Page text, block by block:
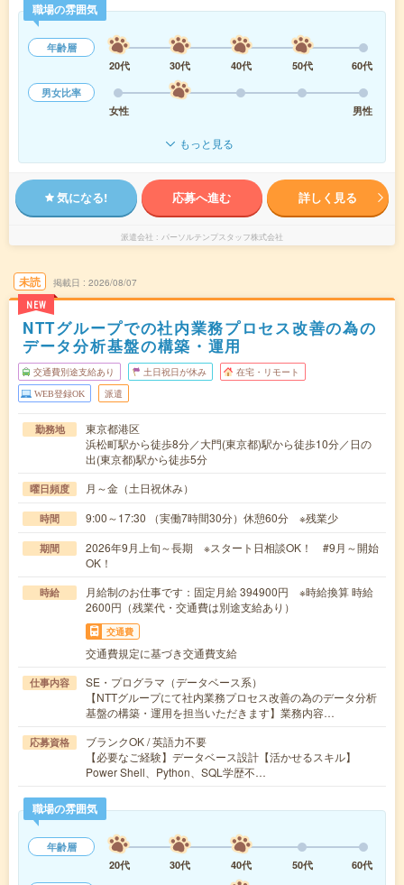
職場の雰囲気
年齢層
20代
30代 40代 50代
60代
男女比率
女性
男性
もっと見る
気になる! 応募へ進む 詳しく見る
派遣会社 パーソルテンプスタッフ株式会社
未読
NEW
掲載日 2026/08/07
NTTグループでの社内業務プロセス改善の為の
データ分析基盤の構築・運用
交通費別途支給あり 土日祝日が休み 在宅・リモート
WEB登録OK 派遣
勤務地
東京都港区
浜松町駅から徒歩8分／大門(東京都)駅から徒歩10分／日の
出(東京都)駅から徒歩5分
曜日頻度 月～金（土日祝休み）
時間 9:00～17:30 （実働7時間30分）休憩60分 ※残業少
期間
2026年9月上旬～長期 ※スタート日相談OK！ #9月～開始
OK！
時給
月給制のお仕事です：固定月給 394900円 ※時給換算 時給
2600円（残業代・交通費は別途支給あり）
交通費
交通費規定に基づき交通費支給
仕事内容
SE・プログラマ（データベース系）
【NTTグループにて社内業務プロセス改善の為のデータ分析
基盤の構築・運用を担当いただきます】業務内容…
応募資格
ブランクOK / 英語力不要
【必要なご経験】データベース設計【活かせるスキル】
Power Shell、Python、SQL学歴不…
職場の雰囲気
年齢層
20代
30代 40代 50代
60代